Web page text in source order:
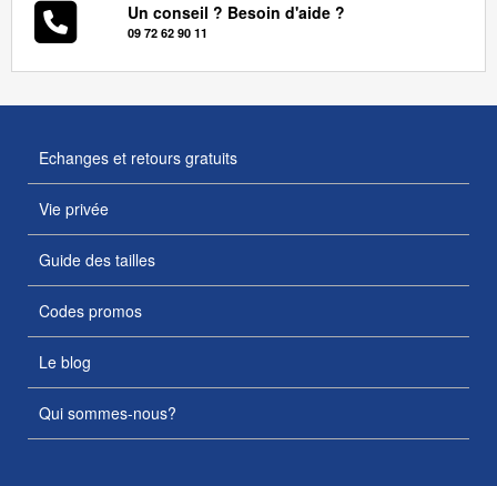
Un conseil ? Besoin d'aide ?
09 72 62 90 11
Echanges et retours gratuits
Vie privée
Guide des tailles
Codes promos
Le blog
Qui sommes-nous?